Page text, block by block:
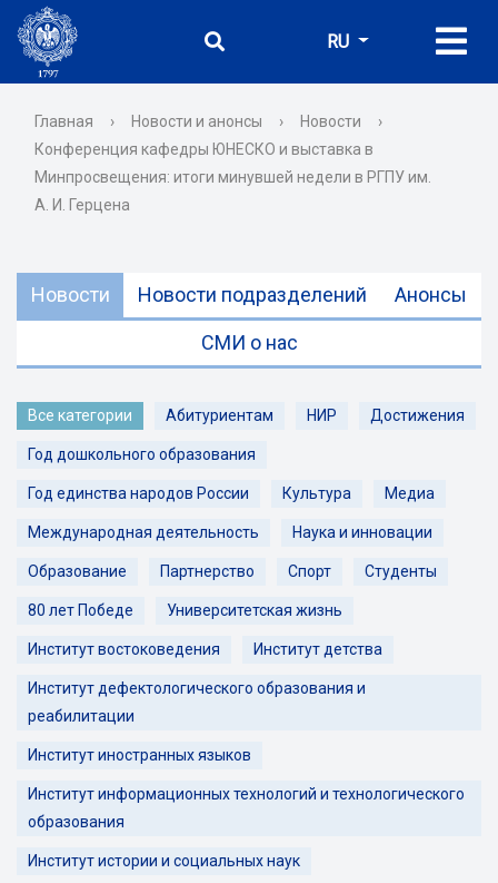
RU
Главная › Новости и анонсы › Новости
›
Конференция кафедры ЮНЕСКО и выставка в
Минпросвещения: итоги минувшей недели в РГПУ им.
А. И. Герцена
Новости Новости подразделений Анонсы
СМИ о нас
Все категории Абитуриентам НИР Достижения
Год дошкольного образования
Год единства народов России Культура Медиа
Международная деятельность Наука и инновации
Образование Партнерство Спорт Студенты
80 лет Победе Университетская жизнь
Институт востоковедения Институт детства
Институт дефектологического образования и
реабилитации
Институт иностранных языков
Институт информационных технологий и технологического
образования
Институт истории и социальных наук